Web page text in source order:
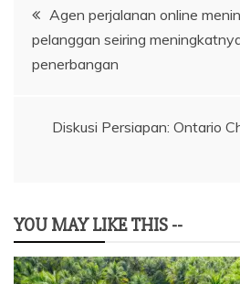
Navigasi
pos
Agen perjalanan online
pelanggan seiring
penerbangan
Diskusi Persiapan: Ontario
YOU MAY LIKE THIS --